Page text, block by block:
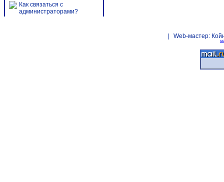
Как связаться с
администраторами?
Web-мастер: